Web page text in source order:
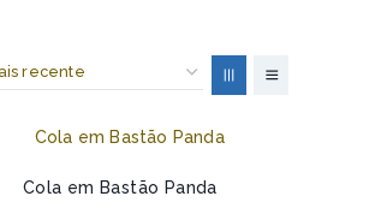
Cola em Bastão Panda